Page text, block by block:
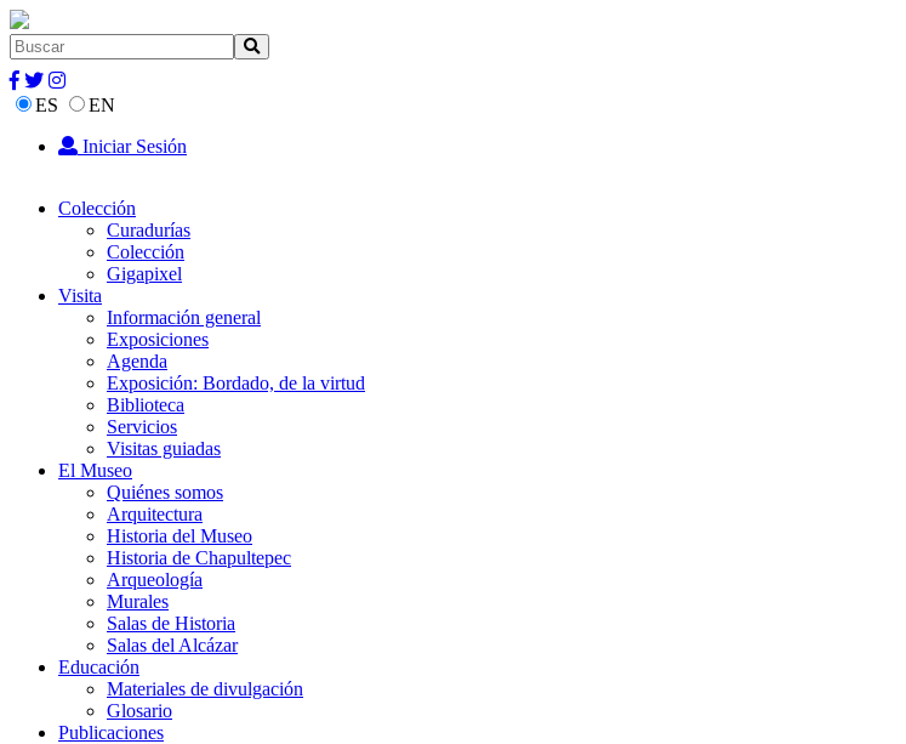
ES
EN
Iniciar Sesión
Colección
Curadurías
Colección
Gigapixel
Visita
Información general
Exposiciones
Agenda
Exposición: Bordado, de la virtud
Biblioteca
Servicios
Visitas guiadas
El Museo
Quiénes somos
Arquitectura
Historia del Museo
Historia de Chapultepec
Arqueología
Murales
Salas de Historia
Salas del Alcázar
Educación
Materiales de divulgación
Glosario
Publicaciones